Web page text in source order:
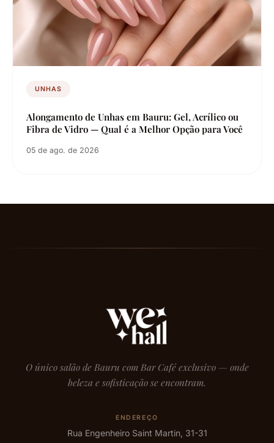
UNHAS
Alongamento de Unhas em Bauru: Gel, Acrílico ou
Fibra de Vidro — Qual é a Melhor Opção para Você
05 de ago. de 2026
O único salão de Bauru com Bar Café exclusivo — onde
beleza e sofisticação se encontram.
ENDEREÇO
Rua Engenheiro Saint Martin, 31-31